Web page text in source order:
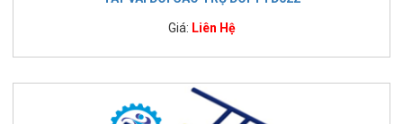
Giá: Liên Hệ